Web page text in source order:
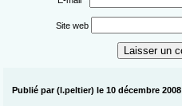
Site web
Publié par (l.peltier) le 10 décembre 2008